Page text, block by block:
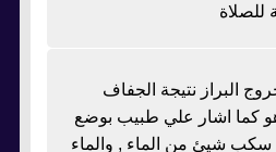
للصلاة
البراز نتيجة الجفاف
هو كما اشار علي طبيب بوضع
شيئ من الماء , والماء